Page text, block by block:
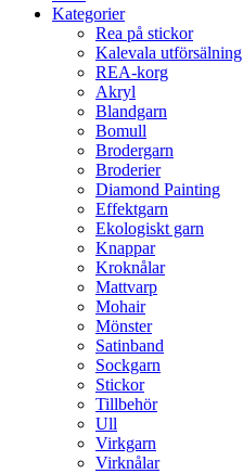
Kategorier
Rea på stickor
Kalevala utförsälning
REA-korg
Akryl
Blandgarn
Bomull
Brodergarn
Broderier
Diamond Painting
Effektgarn
Ekologiskt garn
Knappar
Kroknålar
Mattvarp
Mohair
Mönster
Satinband
Sockgarn
Stickor
Tillbehör
Ull
Virkgarn
Virknålar